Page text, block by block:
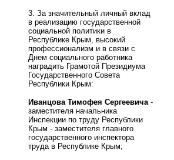
3. За значительный личный вклад
в реализацию государственной
социальной политики в
Республике Крым, высокий
профессионализм и в связи с
Днем социального работника
наградить Грамотой Президиума
Государственного Совета
Республики Крым:
Иванцова Тимофея Сергеевича -
заместителя начальника
Инспекции по труду Республики
Крым - заместителя главного
государственного инспектора
труда в Республике Крым;